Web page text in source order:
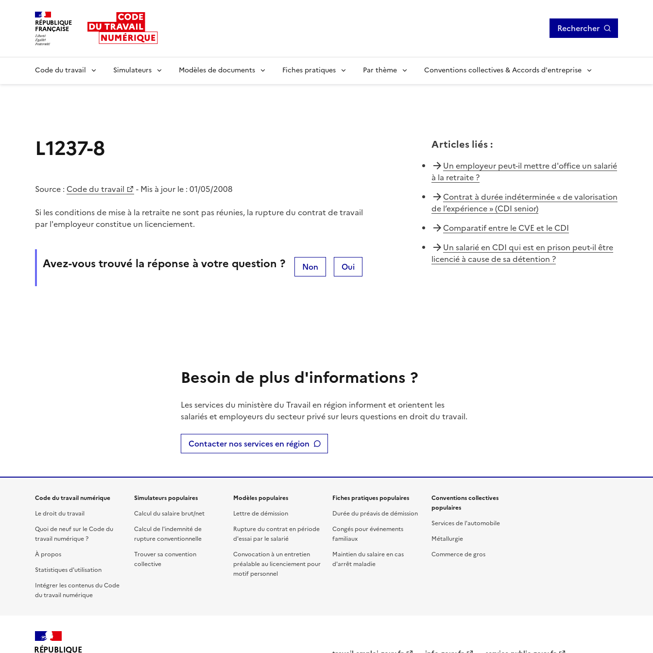
RÉPUBLIQUE
FRANÇAISE Rechercher
Code du travail Simulateurs Modèles de documents Fiches pratiques Par thème Conventions collectives & Accords d'entreprise
L1237-8
Source : Code du travail - Mis à jour le : 01/05/2008
Si les conditions de mise à la retraite ne sont pas réunies, la rupture du contrat de travail
par l'employeur constitue un licenciement.
Avez-vous trouvé la réponse à votre question ? Non Oui
Articles liés:
Un employeur peut-il mettre d'office un salarié
à la retraite ?
Contrat à durée indéterminée « de valorisation
de l’expérience » (CDI senior)
Comparatif entre le CVE et le CDI
Un salarié en CDI qui est en prison peut-il être
licencié à cause de sa détention ?
Besoin de plus d'informations ?
Les services du ministère du Travail en région informent et orientent les
salariés et employeurs du secteur privé sur leurs questions en droit du travail.
Contacter nos services en région
Code du travail numérique
Le droit du travail
Quoi de neuf sur le Code du
travail numérique ?
À propos
Statistiques d'utilisation
Intégrer les contenus du Code
du travail numérique
Simulateurs populaires
Calcul du salaire brut/net
Calcul de l'indemnité de
rupture conventionnelle
Trouver sa convention
collective
Modèles populaires
Lettre de démission
Rupture du contrat en période
d'essai par le salarié
Convocation à un entretien
préalable au licenciement pour
motif personnel
Fiches pratiques populaires
Durée du préavis de démission
Congés pour événements
familiaux
Maintien du salaire en cas
d'arrêt maladie
Conventions collectives
populaires
Services de l'automobile
Métallurgie
Commerce de gros
RÉPUBLIQUE